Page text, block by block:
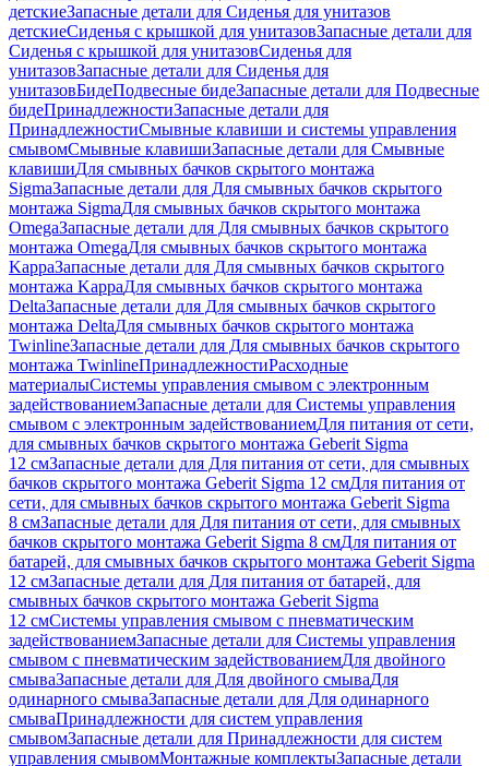
детскиеЗапасные детали для Сиденья для унитазов
детскиеСиденья с крышкой для унитазовЗапасные детали для
Сиденья с крышкой для унитазовСиденья для
унитазовЗапасные детали для Сиденья для
унитазовБидеПодвесные бидеЗапасные детали для Подвесные
бидеПринадлежностиЗапасные детали для
ПринадлежностиСмывные клавиши и системы управления
смывомСмывные клавишиЗапасные детали для Смывные
клавишиДля смывных бачков скрытого монтажа
SigmaЗапасные детали для Для смывных бачков скрытого
монтажа SigmaДля смывных бачков скрытого монтажа
OmegaЗапасные детали для Для смывных бачков скрытого
монтажа OmegaДля смывных бачков скрытого монтажа
KappaЗапасные детали для Для смывных бачков скрытого
монтажа KappaДля смывных бачков скрытого монтажа
DeltaЗапасные детали для Для смывных бачков скрытого
монтажа DeltaДля смывных бачков скрытого монтажа
TwinlineЗапасные детали для Для смывных бачков скрытого
монтажа TwinlineПринадлежностиРасходные
материалыСистемы управления смывом с электронным
задействованиемЗапасные детали для Системы управления
смывом с электронным задействованиемДля питания от сети,
для смывных бачков скрытого монтажа Geberit Sigma
12 смЗапасные детали для Для питания от сети, для смывных
бачков скрытого монтажа Geberit Sigma 12 смДля питания от
сети, для смывных бачков скрытого монтажа Geberit Sigma
8 смЗапасные детали для Для питания от сети, для смывных
бачков скрытого монтажа Geberit Sigma 8 смДля питания от
батарей, для смывных бачков скрытого монтажа Geberit Sigma
12 смЗапасные детали для Для питания от батарей, для
смывных бачков скрытого монтажа Geberit Sigma
12 смСистемы управления смывом с пневматическим
задействованиемЗапасные детали для Системы управления
смывом с пневматическим задействованиемДля двойного
смываЗапасные детали для Для двойного смываДля
одинарного смываЗапасные детали для Для одинарного
смываПринадлежности для систем управления
смывомЗапасные детали для Принадлежности для систем
управления смывомМонтажные комплектыЗапасные детали